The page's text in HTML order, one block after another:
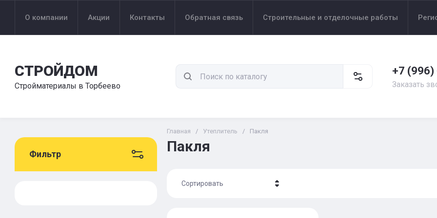
О компании Акции Контакты Обратная связь Строительные и отделочные работы
СТРОЙДОМ
Стройматериалы в Торбеево
+7 (996)
Заказать
Фильтр
Главная / Утеплитель / Пакля
Пакля
Сортировать